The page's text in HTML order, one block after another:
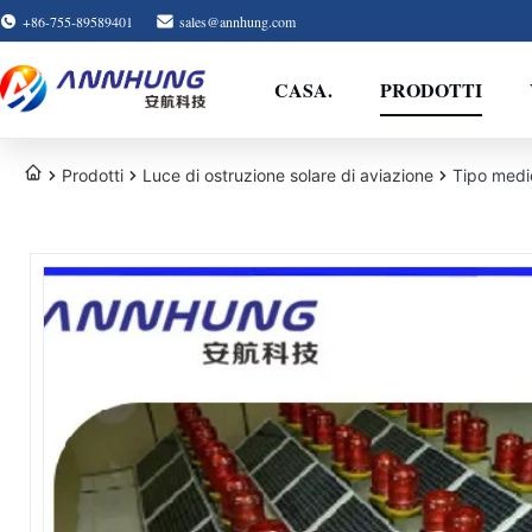
+86-755-89589401 sales@annhung.com
CASA. PRODOTTI
Prodotti Luce di ostruzione solare di aviazione Tipo